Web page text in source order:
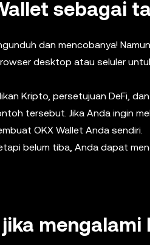
sebagai
dan mencobanya!
desktop atau seluler
Kripto, persetujuan DeFi, dan
tersebut. Jika Anda ingin
OKX Wallet Anda sendiri.
belum tiba, Anda dapat
mengalami